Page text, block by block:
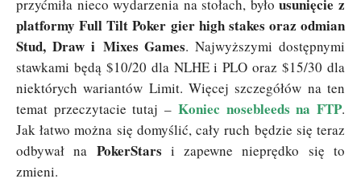
przyćmiła nieco wydarzenia na stołach, byłousunięcie z
platformy Full Tilt Poker gier high stakes oraz odmian
Stud, Draw i Mixes Games. Najwyższymi dostępnymi
stawkami będą $10/20 dla NLHE i PLO oraz $15/30 dla
niektórych wariantów Limit. Więcej szczegółów na ten
temat przeczytacie tutaj – Koniec nosebleeds na FTP.
Jak łatwo można się domyślić, cały ruch będzie się teraz
odbywał na PokerStars i zapewne nieprędko się to
zmieni.